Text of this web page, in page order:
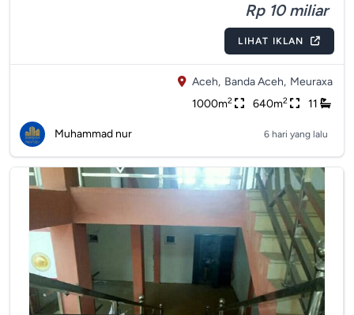
Rp 10 miliar
LIHAT IKLAN
Aceh, Banda Aceh, Meuraxa
1000m2 640m2 11
Muhammad nur 6 hari yang lalu